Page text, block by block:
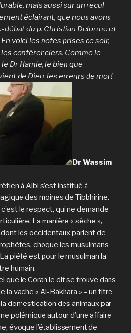
mais aussi sur un recul
éclairant, que nous avons
débatdu p. Christian Delorme et
voici les notes prises ce soir,
les conférenciers. Comme le
Dr Hamie, le bien que
de Dieu, les erreurs de moi !
Dr Wassim
à Albi s’est institué à
des moines de Tibbhirine.
le respect, qui ne demande
La manière « sèche »,
les occidentaux parlent de
choque les musulmans
piété est pour le musulman la
humain.
que le Coran le dit se trouve dans
la vache « Al-Bakhara » – un titre
domestication des animaux par
polémique autour d’une affaire
évoque l’établissement de